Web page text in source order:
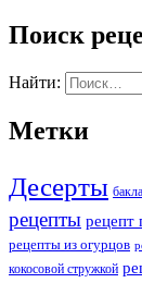
Поиск
Найти:
Метки
Десерты
рецепты рецепт
рецепты из огурцов
кокосовой стружкой